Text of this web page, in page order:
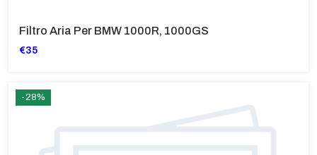
Filtro Aria Per BMW 1000R, 1000GS
€35
-28%